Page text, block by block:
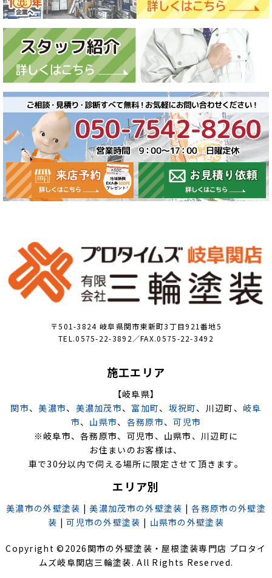
〒501-3824 岐阜県関市東新町3丁目921番地5
TEL.0575-22-3892／FAX.0575-22-3492
施工エリア
【岐阜県】
関市、美濃市、 美濃加茂市、 富加町、 坂祝町、川辺町、 岐阜
市、 山県市、 各務原市、可児市
※岐阜市、各務原市、可児市、山県市、川辺町に
お住まいのお客様は、
車で30分以内で伺える場所に限定させて頂きます。
エリア別
美濃市の外壁塗装 |美濃加茂市の外壁塗装 |各務原市の外壁塗
装 |可児市の外壁塗装 | 山県市の外壁塗装
Copyright © 2026 関市の外壁塗装・屋根塗装専門店 プロタイ
ムズ岐阜関店三輪塗装. All Rights Reserved.